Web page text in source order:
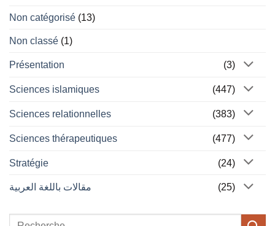
Non catégorisé (13)
Non classé (1)
Présentation (3)
Sciences islamiques (447)
Sciences relationnelles (383)
Sciences thérapeutiques (477)
Stratégie (24)
مقالات باللغة العربية (25)